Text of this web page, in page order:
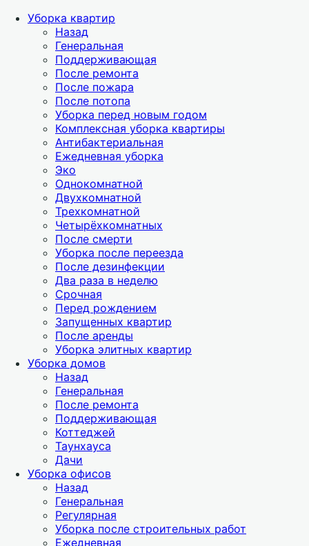
Уборка квартир
Назад
Генеральная
Поддерживающая
После ремонта
После пожара
После потопа
Уборка перед новым годом
Комплексная уборка квартиры
Антибактериальная
Ежедневная уборка
Эко
Однокомнатной
Двухкомнатной
Трехкомнатной
Четырёхкомнатных
После смерти
Уборка после переезда
После дезинфекции
Два раза в неделю
Срочная
Перед рождением
Запущенных квартир
После аренды
Уборка элитных квартир
Уборка домов
Назад
Генеральная
После ремонта
Поддерживающая
Коттеджей
Таунхауса
Дачи
Уборка офисов
Назад
Генеральная
Регулярная
Уборка после строительных работ
Ежедневная